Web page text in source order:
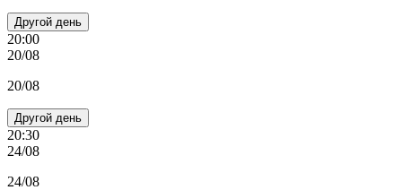
Другой день
20:00
20/08
20/08
Другой день
20:30
24/08
24/08